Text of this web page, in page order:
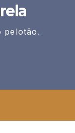
pelotão.